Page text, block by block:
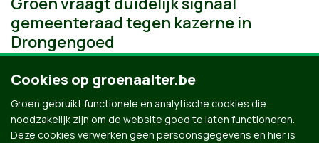
gemeenteraad tegen kazerne in
Drongengoed
Cookies op groenaalter.be
Groen gebruikt functionele en analytische cookies die
noodzakelijk zijn om de website goed te laten functioneren.
Deze cookies verwerken geen persoonsgegevens en hier is